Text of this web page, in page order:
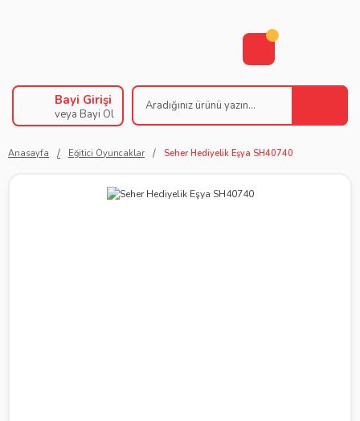
Bayi Girişi
veya Bayi Ol
Anasayfa Eğitici Oyuncaklar Seher Hediyelik Eşya SH40740